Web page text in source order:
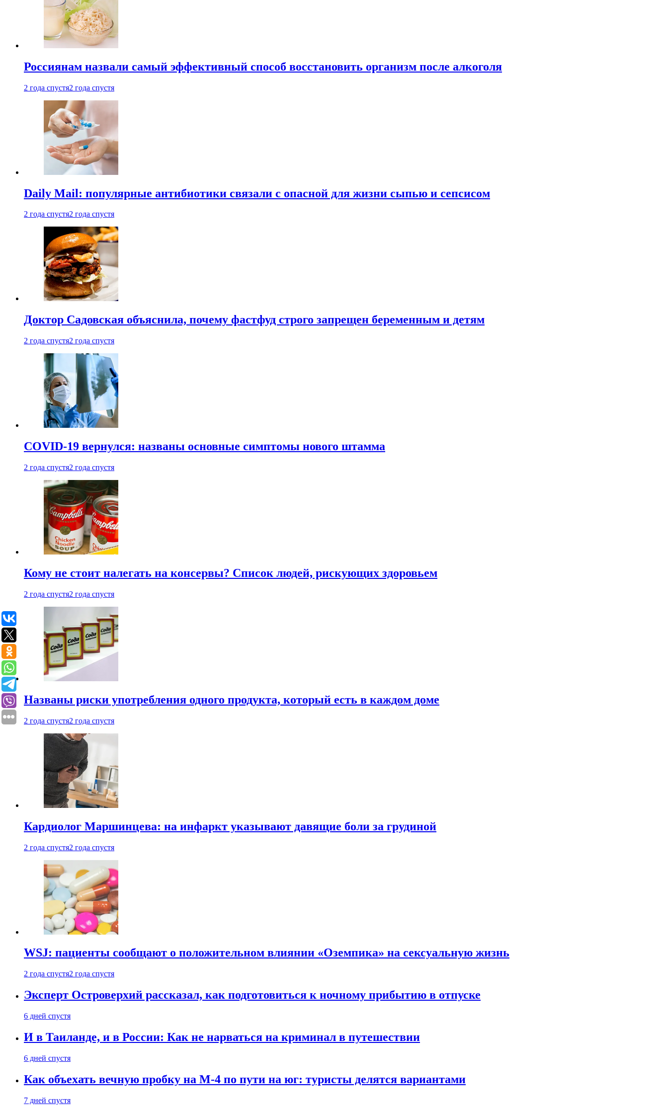
Россиянам назвали самый эффективный способ восстановить организм после алкоголя
2 года спустя2 года спустя
Daily Mail: популярные антибиотики связали с опасной для жизни сыпью и сепсисом
2 года спустя2 года спустя
Доктор Садовская объяснила, почему фастфуд строго запрещен беременным и детям
2 года спустя2 года спустя
COVID-19 вернулся: названы основные симптомы нового штамма
2 года спустя2 года спустя
Кому не стоит налегать на консервы? Список людей, рискующих здоровьем
2 года спустя2 года спустя
Названы риски употребления одного продукта, который есть в каждом доме
2 года спустя2 года спустя
Кардиолог Маршинцева: на инфаркт указывают давящие боли за грудиной
2 года спустя2 года спустя
WSJ: пациенты сообщают о положительном влиянии «Оземпика» на сексуальную жизнь
2 года спустя2 года спустя
Эксперт Островерхий рассказал, как подготовиться к ночному прибытию в отпуске
6 дней спустя
И в Таиланде, и в России: Как не нарваться на криминал в путешествии
6 дней спустя
Как объехать вечную пробку на М-4 по пути на юг: туристы делятся вариантами
7 дней спустя